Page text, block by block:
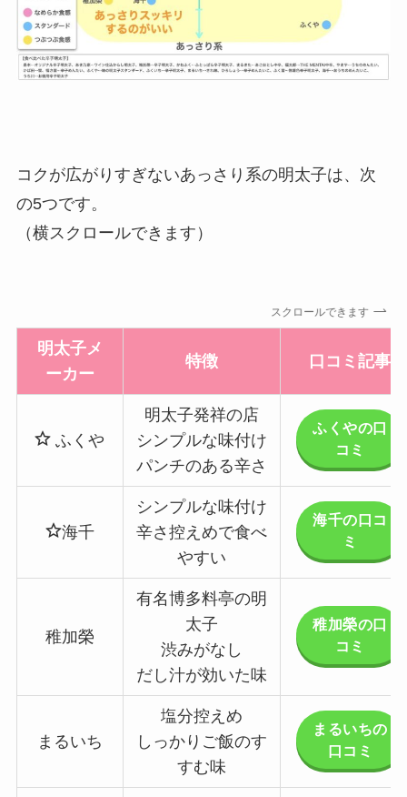
コクが広がりすぎないあっさり系の明太子は、次
の5つです。
（横スクロールできます）
スクロールできます
明太子メ
ーカー
特徴 口コミ記事
ふくや
明太子発祥の店
シンプルな味付け
パンチのある辛さ
ふくやの口
コミ
海千
シンプルな味付け
辛さ控えめで食べ
やすい
海千の口コ
ミ
稚加榮
有名博多料亭の明
太子
渋みがなし
だし汁が効いた味
稚加榮の口
コミ
まるいち
塩分控えめ
しっかりご飯のす
すむ味
まるいちの
口コミ